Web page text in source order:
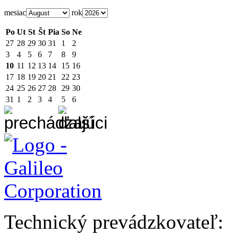
mesiac rok
Po Ut St Št Pia So Ne
27 28 29 30 31 1
2
3
4 5 6 7 8
9
10 11 12 13 14 15 16
17 18 19 20 21 22 23
24 25 26 27 28 29 30
31 1 2 3 4 5 6
Technický prevádzkovateľ: